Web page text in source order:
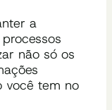
a
não só os
você tem no